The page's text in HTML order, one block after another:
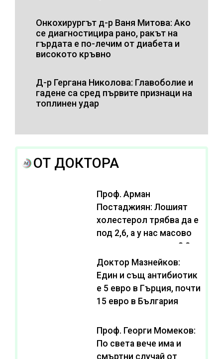
Онкохирургът д-р Ваня Митова: Ако
се диагностицира рано, ракът на
гърдата е по-лечим от диабета и
високото кръвно
Д-р Гергана Николова: Главоболие и
гадене са сред първите признаци на
топлинен удар
ОТ ДОКТОРА
Проф. Арман
Постаджиян: Лошият
холестерол трябва да е
под 2,6, а у нас масово
се живее с нива от 3,2
Доктор Мазнейков:
Един и същ антибиотик
e 5 евро в Гърция, почти
15 евро в България
Проф. Георги Момеков:
По света вече има и
смъртни случай от